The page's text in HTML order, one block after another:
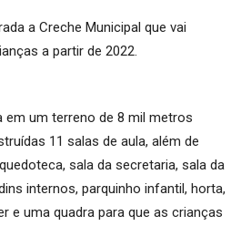
a Creche Municipal que vai
a partir de 2022.
um terreno de 8 mil metros
11 salas de aula, além de
sala da secretaria, sala da
internos, parquinho infantil, horta,
e uma quadra para que as crianças